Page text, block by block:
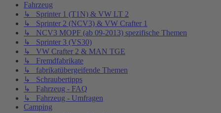
Fahrzeug
↳ Sprinter 1 (T1N) & VW LT 2
↳ Sprinter 2 (NCV3) & VW Crafter 1
↳ NCV3 MOPF (ab 09-2013) spezifische Themen
↳ Sprinter 3 (VS30)
↳ VW Crafter 2 & MAN TGE
↳ Fremdfabrikate
↳ fabrikatübergeifende Themen
↳ Schraubertipps
↳ Fahrzeug - FAQ
↳ Fahrzeug - Umfragen
Camping